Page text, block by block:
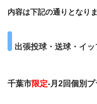
内容は下記の通りとなり
出張投球・送球・イ
千葉市限定-月2回個別プ